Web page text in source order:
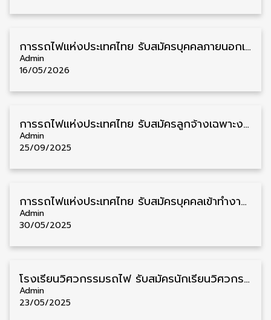
การรถไฟแห่งประเทศไทย รับสมัครบุคคลภายนอกเข้าทำงาน วุฒิ ม.3 ชาย/หญิง 6 อัตรา รับสมัคร 4 – 17 มิถุนายน
Admin
16/05/2026
การรถไฟแห่งประเทศไทย รับสมัครลูกจ้างเฉพาะงาน วุฒิ ม.3 9 อัตรา รับสมัคร 22 กันยายน – 16 ตุลาคม
Admin
25/09/2025
การรถไฟแห่งประเทศไทย รับสมัครบุคคลเข้าทำงานการรถไฟ วุฒิ ม.3 7 อัตรา รับสมัคร 9 – 20 มิถุนายน
Admin
30/05/2025
โรงเรียนวิศวกรรมรถไฟ รับสมัครนักเรียนวิศวกรรมรถไฟ วุฒิ ปวช. 109 อัตรา รับสมัครตั้งแต่บัดนี้ – 6 มิถุนายน
Admin
23/05/2025